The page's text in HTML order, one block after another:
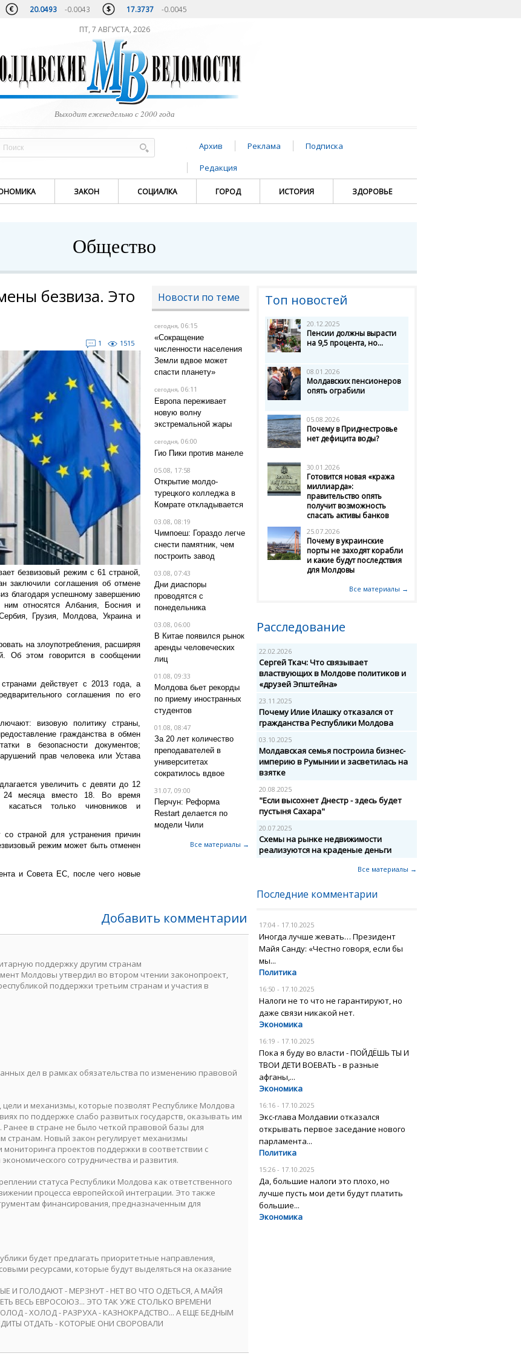
20.0493 -0.0043 17.3737 -0.0045
ПТ, 7 АВГУСТА, 2026
Выходит еженедельно с 2000 года
Архив Реклама
Подписка
Редакция
ЗАКОН СОЦИАЛКА ГОРОД ИСТОРИЯ ЗДОРОВЬЕ
Общество
безвиза. Это
1 1515
безвизовый режим с 61 страной,
заключили соглашения об отмене
благодаря успешному завершению
ним относятся Албания, Босния и
Грузия, Молдова, Украина и
на злоупотребления, расширяя
Об этом говорится в сообщении
действует с 2013 года, а
соглашения по его
визовую политику страны,
гражданства в обмен
в безопасности документов;
прав человека или Устава
увеличить с девяти до 12
24 месяца вместо 18. Во время
касаться только чиновников и
страной для устранения причин
режим может быть отменен
и Совета ЕС, после чего новые
Новости по теме
сегодня, 06:15
«Сокращение
численности населения
Земли вдвое может
спасти планету»
сегодня, 06:11
Европа переживает
новую волну
экстремальной жары
сегодня, 06:00
Гио Пики против манеле
05.08, 17:58
Открытие молдо-
турецкого колледжа в
Комрате откладывается
03.08, 08:19
Чимпоеш: Гораздо легче
снести памятник, чем
построить завод
03.08, 07:43
Дни диаспоры
проводятся с
понедельника
03.08, 06:00
В Китае появился рынок
аренды человеческих
лиц
01.08, 09:33
Молдова бьет рекорды
по приему иностранных
студентов
01.08, 08:47
За 20 лет количество
преподавателей в
университетах
сократилось вдвое
31.07, 09:00
Перчун: Реформа
Restart делается по
модели Чили
Все материалы →
Добавить комментарии
поддержку другим странам
Молдовы утвердил во втором чтении законопроект,
поддержки третьим странам и участия в
дел в рамках обязательства по изменению правовой
и механизмы, которые позволят Республике Молдова
по поддержке слабо развитых государств, оказывать им
в стране не было четкой правовой базы для
странам. Новый закон регулирует механизмы
проектов поддержки в соответствии с
сотрудничества и развития.
статуса Республики Молдова как ответственного
процесса европейской интеграции. Это также
финансирования, предназначенным для
будет предлагать приоритетные направления,
ресурсами, которые будут выделяться на оказание
И ГОЛОДАЮТ - МЕРЗНУТ - НЕТ ВО ЧТО ОДЕТЬСЯ, А МАЙЯ
ВЕСЬ ЕВРОСОЮЗ... ЭТО ТАК УЖЕ СТОЛЬКО ВРЕМЕНИ
- ХОЛОД - РАЗРУХА - КАЗНОКРАДСТВО... А ЕЩЕ БЕДНЫМ
ОТДАТЬ - КОТОРЫЕ ОНИ СВОРОВАЛИ
Топ новостей
20.12.2025
Пенсии должны вырасти
на 9,5 процента, но...
08.01.2026
Молдавских пенсионеров
опять ограбили
05.08.2026
Почему в Приднестровье
нет дефицита воды?
30.01.2026
Готовится новая «кража
миллиарда»:
правительство опять
получит возможность
спасать активы банков
25.07.2026
Почему в украинские
порты не заходят корабли
и какие будут последствия
для Молдовы
Все материалы →
Расследование
22.02.2026
Сергей Ткач: Что связывает
властвующих в Молдове политиков и
«друзей Эпштейна»
23.11.2025
Почему Илие Илашку отказался от
гражданства Республики Молдова
03.10.2025
Молдавская семья построила бизнес-
империю в Румынии и засветилась на
взятке
20.08.2025
"Если высохнет Днестр - здесь будет
пустыня Сахара"
20.07.2025
Схемы на рынке недвижимости
реализуются на краденые деньги
Все материалы →
Последние комментарии
17:04 - 17.10.2025
Иногда лучше жевать… Президент
Майя Санду: «Честно говоря, если бы
мы...
Политика
16:50 - 17.10.2025
Налоги не то что не гарантируют, но
даже связи никакой нет.
Экономика
16:19 - 17.10.2025
Пока я буду во власти - ПОЙДЁШЬ ТЫ И
ТВОИ ДЕТИ ВОЕВАТЬ - в разные
афганы,...
Экономика
16:16 - 17.10.2025
Экс-глава Молдавии отказался
открывать первое заседание нового
парламента...
Политика
15:26 - 17.10.2025
Да, большие налоги это плохо, но
лучше пусть мои дети будут платить
большие...
Экономика